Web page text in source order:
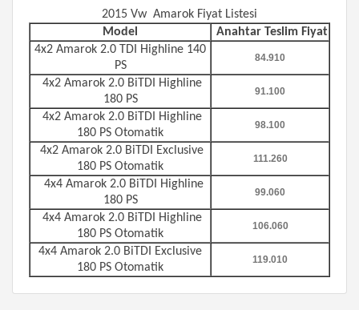
2015 Vw Amarok Fiyat Listesi
Model
Anahtar Teslim Fiyat
4x2 Amarok 2.0 TDI Highline 140
PS
84.910
4x2 Amarok 2.0 BiTDI Highline
180 PS
91.100
4x2 Amarok 2.0 BiTDI Highline
180 PS Otomatik
98.100
4x2 Amarok 2.0 BiTDI Exclusive
180 PS Otomatik
111.260
4x4 Amarok 2.0 BiTDI Highline
180 PS
99.060
4x4 Amarok 2.0 BiTDI Highline
180 PS Otomatik
106.060
4x4 Amarok 2.0 BiTDI Exclusive
180 PS Otomatik
119.010